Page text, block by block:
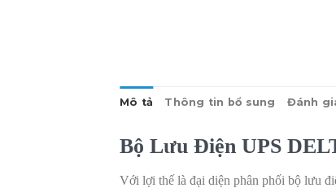
Mô tả Thông tin bổ sung Đánh
Bộ Lưu Điện UPS
Với lợi thế là đại diện phân phối bộ lưu